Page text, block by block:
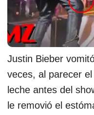
Justin Bieber
veces, al parecer
leche antes del
le removió el